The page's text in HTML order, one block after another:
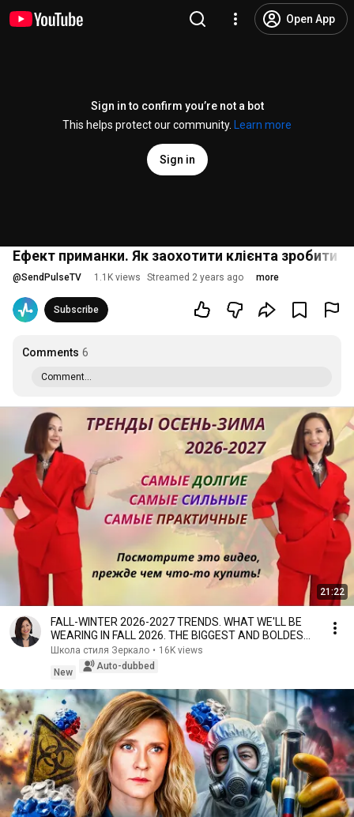
Open App
Sign in to confirm you’re not a bot
This helps protect our community.
Learn more
Sign in
Ефект приманки. Як заохотити клієнта зробити
@SendPulseTV 1.1K views Streamed 2 years ago more
Subscribe
Comments 6
Comment...
21:22
FALL-WINTER 2026-2027 TRENDS. WHAT WE'LL BE
WEARING IN FALL 2026. THE BIGGEST AND BOLDEST
TRENDS.
Школа стиля Зеркало • 16K views
New
Auto-dubbed